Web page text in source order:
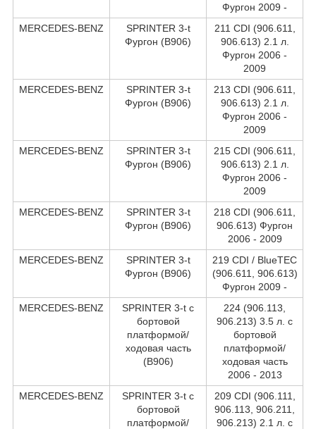
Фургон 2009 -
MERCEDES-BENZ
SPRINTER 3-t
Фургон (B906)
211 CDI (906.611,
906.613) 2.1 л.
Фургон 2006 -
2009
MERCEDES-BENZ
SPRINTER 3-t
Фургон (B906)
213 CDI (906.611,
906.613) 2.1 л.
Фургон 2006 -
2009
MERCEDES-BENZ
SPRINTER 3-t
Фургон (B906)
215 CDI (906.611,
906.613) 2.1 л.
Фургон 2006 -
2009
MERCEDES-BENZ
SPRINTER 3-t
Фургон (B906)
218 CDI (906.611,
906.613) Фургон
2006 - 2009
MERCEDES-BENZ
SPRINTER 3-t
Фургон (B906)
219 CDI / BlueTEC
(906.611, 906.613)
Фургон 2009 -
MERCEDES-BENZ
SPRINTER 3-t c
бортовой
платформой/
ходовая часть
(B906)
224 (906.113,
906.213) 3.5 л. c
бортовой
платформой/
ходовая часть
2006 - 2013
MERCEDES-BENZ
SPRINTER 3-t c
бортовой
платформой/
209 CDI (906.111,
906.113, 906.211,
906.213) 2.1 л. c